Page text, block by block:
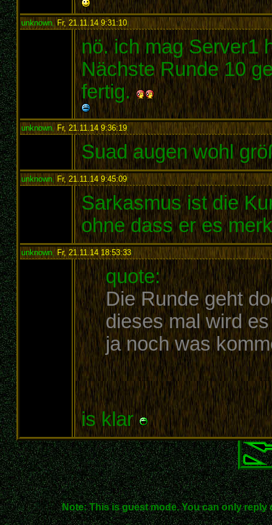
unknown,Fr, 21.11.14 9:31:10:
nö. ich mag Server1
Nächste Runde 10
fertig.
unknown,Fr, 21.11.14 9:36:19:
Suad augen wohl
unknown,Fr, 21.11.14 9:45:09:
Sarkasmus ist die
ohne dass er es
unknown,Fr, 21.11.14 18:53:33:
quote:
Die Runde geht
dieses mal wird
ja noch was
is klar
Note: This is guest mode. You can only